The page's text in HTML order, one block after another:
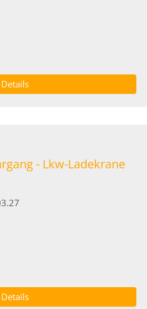
Details
- Lkw-Ladekrane
Details